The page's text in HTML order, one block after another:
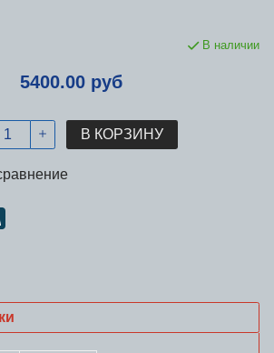
В наличии
5400.00 руб
В КОРЗИНУ